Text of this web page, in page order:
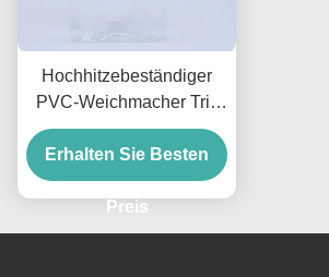
Hochhitzebeständiger
PVC-Weichmacher Tris
2-Ethylhexyltrimellitat für
Kabel und
Automobilkomponenten
Erhalten Sie Besten
Preis